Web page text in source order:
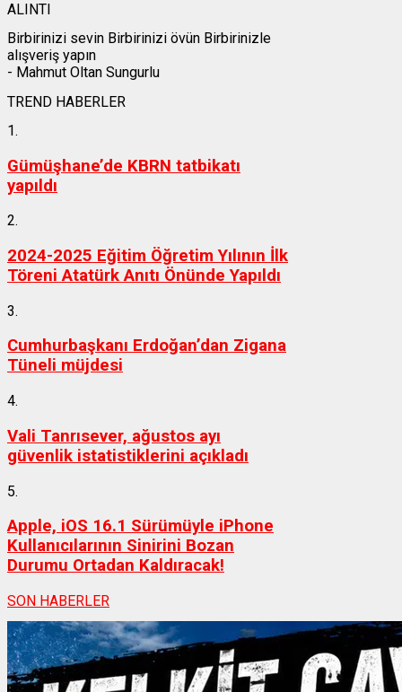
ALINTI
Birbirinizi sevin Birbirinizi övün Birbirinizle
alışveriş yapın
- Mahmut Oltan Sungurlu
TREND HABERLER
1.
Gümüşhane’de KBRN tatbikatı
yapıldı
2.
2024-2025 Eğitim Öğretim Yılının İlk
Töreni Atatürk Anıtı Önünde Yapıldı
3.
Cumhurbaşkanı Erdoğan’dan Zigana
Tüneli müjdesi
4.
Vali Tanrısever, ağustos ayı
güvenlik istatistiklerini açıkladı
5.
Apple, iOS 16.1 Sürümüyle iPhone
Kullanıcılarının Sinirini Bozan
Durumu Ortadan Kaldıracak!
SON HABERLER